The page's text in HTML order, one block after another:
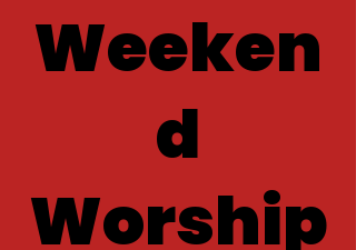
Weeken
d
Worship